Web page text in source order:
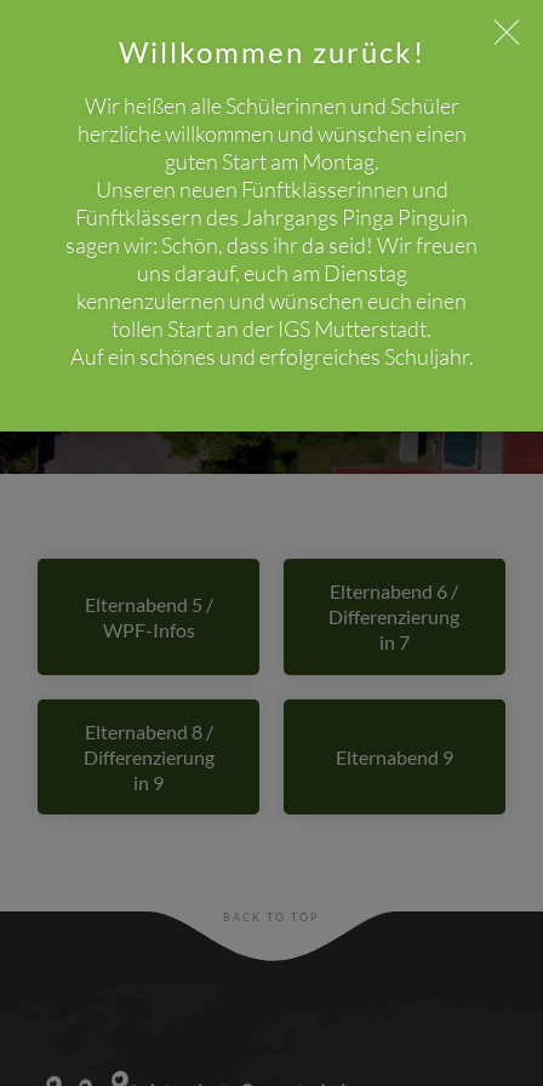
Willkommen zurück!
Wir heißen alle Schülerinnen und Schüler
herzliche willkommen und wünschen einen
guten Start am Montag.
Unseren neuen Fünftklässerinnen und
Fünftklässern des Jahrgangs Pinga Pinguin
sagen wir: Schön, dass ihr da seid! Wir freuen
uns darauf, euch am Dienstag
kennenzulernen und wünschen euch einen
tollen Start an der IGS Mutterstadt.
Auf ein schönes und erfolgreiches Schuljahr.
Elternabende-
>WPF+Differenzierung
ELTERNABENDE->WPF+DIFFERENZIERUNG
Elternabend 5 /
WPF-Infos
Elternabend 6 /
Differenzierung
in 7
Elternabend 8 /
Differenzierung
in 9
Elternabend 9
BACK TO TOP